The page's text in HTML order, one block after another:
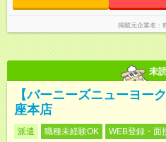
掲載元企業名
未
【バーニーズニューヨ
座本店
派遣 職種未経験OK WEB登録・面